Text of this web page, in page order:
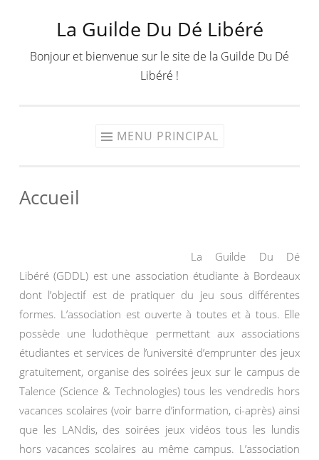
contenu
La Guilde Du Dé Libéré
Bonjour et bienvenue sur le site de la Guilde Du Dé
Libéré !
MENU PRINCIPAL
Accueil
La Guilde Du Dé
Libéré (GDDL) est une association étudiante à Bordeaux
dont l’objectif est de pratiquer du jeu sous différentes
formes. L’association est ouverte à toutes et à tous. Elle
possède une ludothèque permettant aux associations
étudiantes et services de l’université d’emprunter des jeux
gratuitement, organise des soirées jeux sur le campus de
Talence (Science & Technologies) tous les vendredis hors
vacances scolaires (voir barre d’information, ci-après) ainsi
que les LANdis, des soirées jeux vidéos tous les lundis
hors vacances scolaires au même campus. L’association